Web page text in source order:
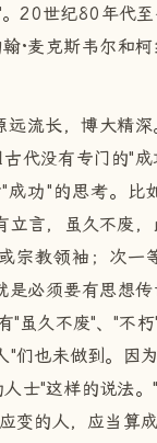
20世纪80年代
·麦克斯韦尔和
流长，博大精
代没有专门的"
功"的思考。
立言，虽久不废
宗教领袖；次一
必须要有思想
"虽久不废"、"不
们也未做到。因
士"这样的说法
变的人，应当算